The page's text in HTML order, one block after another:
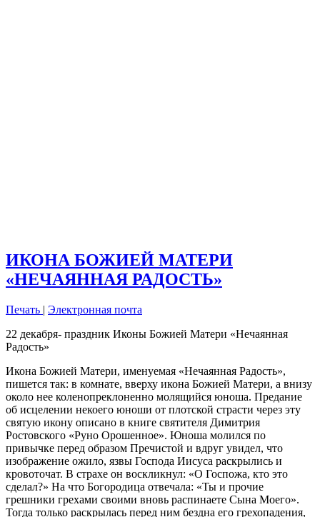
ИКОНА БОЖИЕЙ МАТЕРИ
«НЕЧАЯННАЯ РАДОСТЬ»
Печать | Электронная почта
22 декабря- праздник Иконы Божией Матери «Нечаянная
Радость»
Икона Божией Матери, именуемая «Нечаянная Радость»,
пишется так: в комнате, вверху икона Божией Матери, а внизу
около нее коленопреклоненно молящийся юноша. Предание
об исцелении некоего юноши от плотской страсти через эту
святую икону описано в книге святителя Димитрия
Ростовского «Руно Орошенное». Юноша молился по
привычке перед образом Пречистой и вдруг увидел, что
изображение ожило, язвы Господа Иисуса раскрылись и
кровоточат. В страхе он воскликнул: «О Госпожа, кто это
сделал?» На что Богородица отвечала: «Ты и прочие
грешники грехами своими вновь распинаете Сына Моего».
Тогда только раскрылась перед ним бездна его грехопадения,